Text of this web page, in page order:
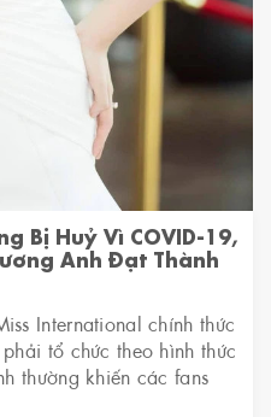
Bị Huỷ Vì COVID-19,
Anh Đạt Thành
International chính thức
tổ chức theo hình thức
thường khiến các fans